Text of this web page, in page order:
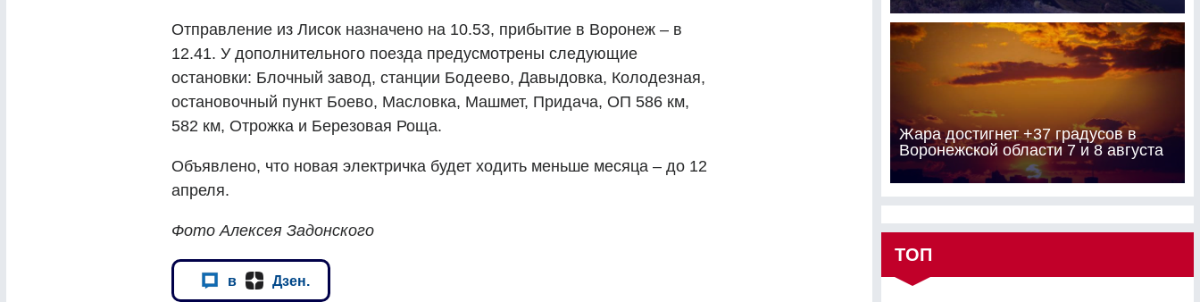
Отправление из Лисок назначено на 10.53, прибытие в Воронеж – в
12.41. У дополнительного поезда предусмотрены следующие
остановки: Блочный завод, станции Бодеево, Давыдовка, Колодезная,
остановочный пункт Боево, Масловка, Машмет, Придача, ОП 586 км,
582 км, Отрожка и Березовая Роща.
Объявлено, что новая электричка будет ходить меньше месяца – до 12
апреля.
Фото Алексея Задонского
в Дзен.
Жара достигнет +37 градусов в
Воронежской области 7 и 8 августа
ТОП